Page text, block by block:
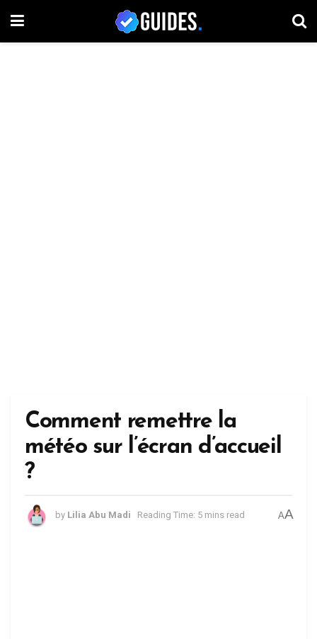
Comment remettre la
météo sur l’écran d’accueil
?
by Lilia Abu Madi Reading Time: 5 mins read AA